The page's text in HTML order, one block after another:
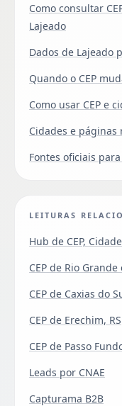
Como consultar
Lajeado
Dados de Lajeado
Quando o CEP
Como usar CEP e
Cidades e páginas
Fontes oficiais
LEITURAS
Hub de CEP,
CEP de Rio Grande
CEP de Caxias do
CEP de Erechim, RS
CEP de Passo
Leads por CNAE
Capturama B2B